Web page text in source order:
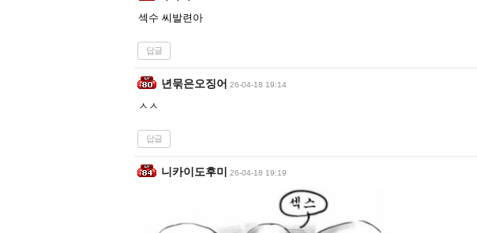
섹수 씨발련아
답글
년묶은오징어 26-04-18 19:14
ㅅㅅ
답글
니카이도후미 26-04-18 19:19